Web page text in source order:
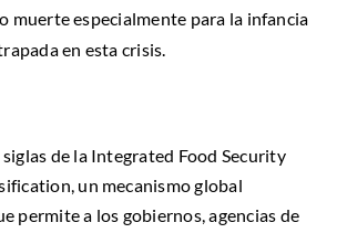
muerte especialmente para la infancia
en esta crisis.
siglas de la Integrated Food Security
un mecanismo global
permite a los gobiernos, agencias de